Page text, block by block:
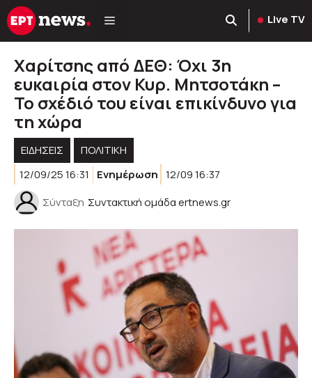
Μετάβαση
σε
Live TV
Χαρίτσης από ΔΕΘ: Όχι 3η
ευκαιρία στον Κυρ. Μητσοτάκη –
Το σχέδιό του είναι επικίνδυνο για
τη χώρα
ΕΙΔΗΣΕΙΣ
ΠΟΛΙΤΙΚΉ
12/09/25 16:31
Ενημέρωση 12/09 16:37
Σύνταξη Συντακτική ομάδα ertnews.gr